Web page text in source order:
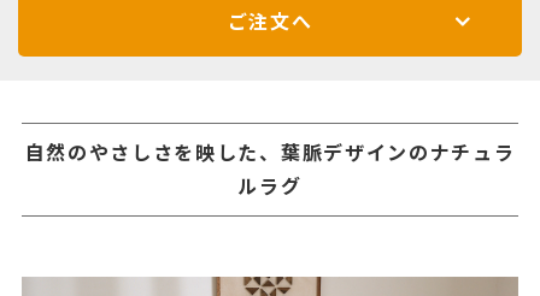
ご注文へ
自然のやさしさを映した、葉脈デザインのナチュラ
ルラグ